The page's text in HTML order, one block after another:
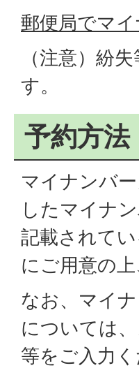
郵便局でマ
（注意）紛
す。
予約方法
マイナンバ
したマイナ
記載されて
にご用意の上
なお、マイ
については
等をご入力く